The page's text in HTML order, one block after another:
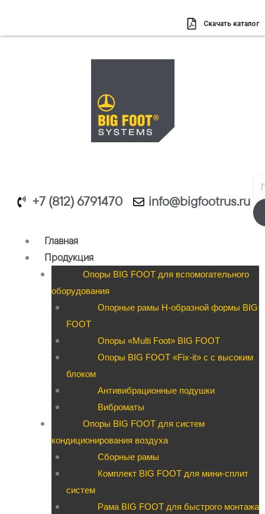
содержимому
Скачать каталог
+7 (812) 6791470 info@bigfootrus.ru
Главная
Продукция
Опоры BIG FOOT для вспомогательного
оборудования
Опорные рамы H-образной формы BIG
FOOT
Опоры «Multi Foot» BIG FOOT
Опоры BIG FOOT «Fix-it» c с высоким
блоком
Антивибрационные подушки
Виброматы
Опоры BIG FOOT для систем
кондиционирования воздуха
Сборные рамы
Комплект BIG FOOT для мини-сплит
систем
Рама BIG FOOT для быстрого монтажа